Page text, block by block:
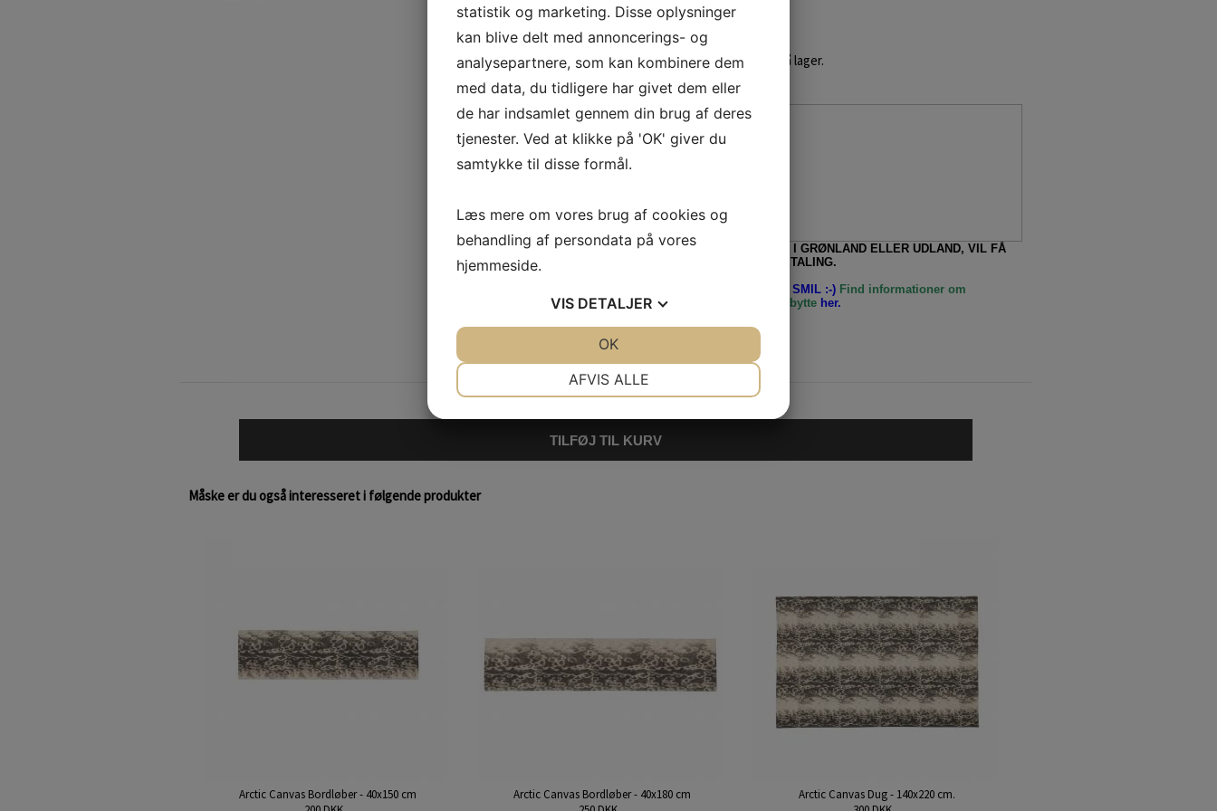
Design af Great Greenland
Varen er på lager.
ALLE ORDRE, TIL LEVERING I GRØNLAND ELLER UDLAND, VIL FÅ
FRATRUKKET MOMS VED BETALING.
Husk - Vi bytter ALTID med et SMIL :-) Find informationer om
levering/fragt, returnering og bytte her.
TILFØJ TIL KURV
Måske er du også interesseret i følgende produkter
Arctic Canvas Bordløber - 40x150 cm
Arctic Canvas Bordløber - 40x180 cm
Arctic Canvas Dug - 140x220 cm.
statistik og marketing. Disse oplysninger
kan blive delt med annoncerings- og
analysepartnere, som kan kombinere dem
med data, du tidligere har givet dem eller
de har indsamlet gennem din brug af deres
tjenester. Ved at klikke på 'OK' giver du
samtykke til disse formål.
Læs mere om vores brug af cookies og
behandling af persondata på vores
hjemmeside.
VIS DETALJER
MARKETING STATISTIK
AFVIS ALLE
OK